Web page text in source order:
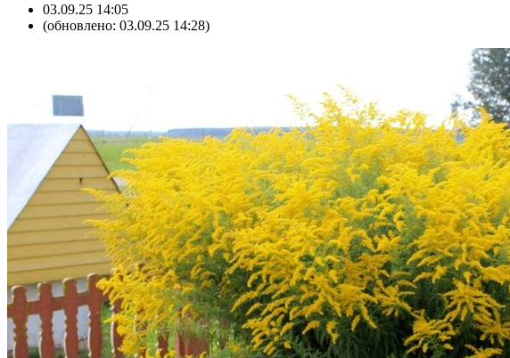
03.09.25 14:05
(обновлено: 03.09.25 14:28)